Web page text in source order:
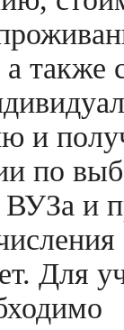
также
и
по
и
Для